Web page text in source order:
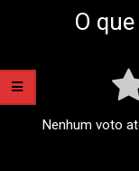
O
Nenhum voto